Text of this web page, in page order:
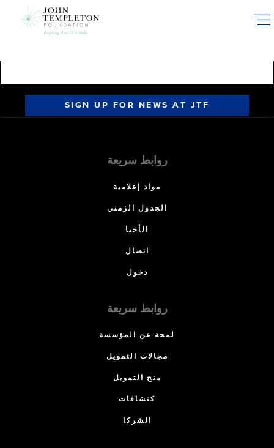
SIGN UP FOR NEWS AT JTF
روابط سريعة
مواد إعلامية
الجدول الزمني
الأخبا
اتصال
دخول
روابط سريعة
لمحة عن المؤسسة
مجالات التمويل
منح التمويل
كتشافات
الشركا